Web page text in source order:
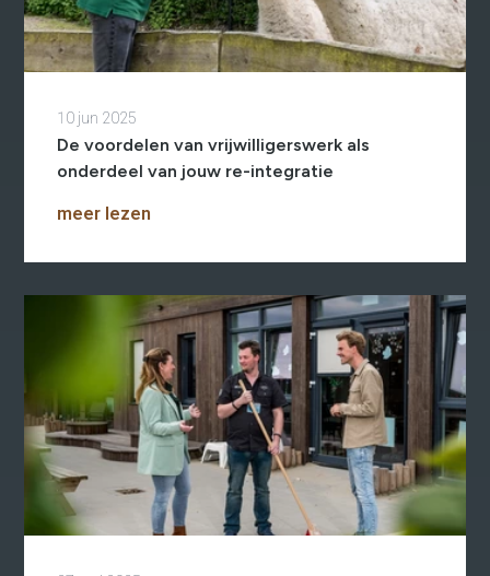
Modulaire dienstverlening
WerkFit in combinatie met
Budgetcoaching
NaarWerk re-integratie
WerkBehoud
Starten als zelfstandige
Budgetcoaching
Jobcenter & jobhunting
Loopbaancoaching
Ons testcentrum
Uitkeringsinstantie
Aanvraag brochure 2026
Aanvraag hand-out
LeerWerkburo
Werkgevers
10 jun 2025
De voordelen van vrijwilligerswerk als
onderdeel van jouw re-integratie
meer lezen